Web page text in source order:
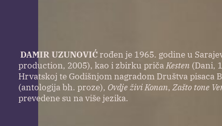
DAMIR UZUNOVIĆ rođen je 1965. godine u
production, 2005), kao i zbirku pričaKesten(Dani,
Hrvatskoj te Godišnjom nagradom Društva
(antologija bh. proze), Ovdje živi Konan,Zašto tone
prevedene su na više jezika.